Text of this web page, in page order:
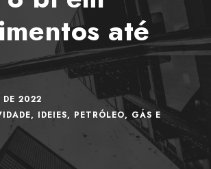
até
2022
, IDEIES, PETRÓLEO, GÁS E